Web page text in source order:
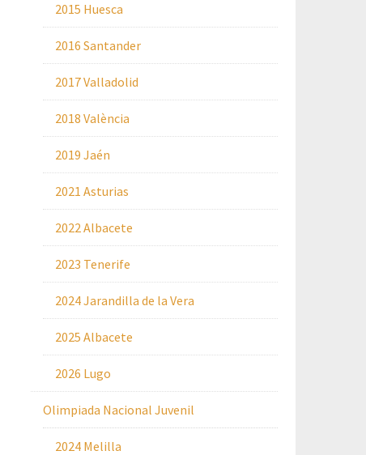
2015 Huesca
2016 Santander
2017 Valladolid
2018 València
2019 Jaén
2021 Asturias
2022 Albacete
2023 Tenerife
2024 Jarandilla de la Vera
2025 Albacete
2026 Lugo
Olimpiada Nacional Juvenil
2024 Melilla